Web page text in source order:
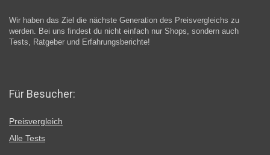
Wir haben das Ziel die nächste Generation des Preisvergleichs zu
werden. Bei uns findest du nicht einfach nur Shops, sondern auch
Tests, Ratgeber und Erfahrungsberichte!
Für Besucher:
Preisvergleich
Alle Tests